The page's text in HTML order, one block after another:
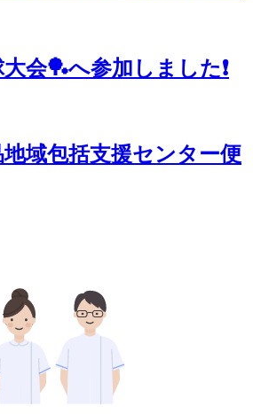
会🏓へ参加しました❗
域包括支援センター便